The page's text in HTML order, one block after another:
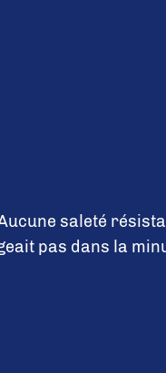
saleté
pas dans la